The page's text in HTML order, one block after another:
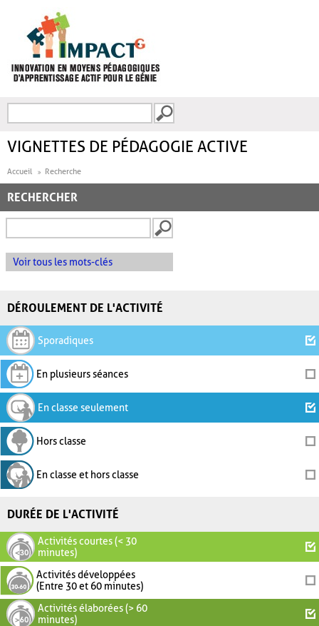
FORMULAIRE DE
VIGNETTES DE PÉDAGOGIE ACTIVE
Accueil Recherche
RECHERCHER
Voir tous les mots-clés
DÉROULEMENT DE L'ACTIVITÉ
Sporadiques
En plusieurs séances
En classe seulement
Hors classe
En classe et hors classe
DURÉE DE L'ACTIVITÉ
Activités courtes (< 30
minutes)
Activités développées
(Entre 30 et 60 minutes)
Activités élaborées (> 60
minutes)